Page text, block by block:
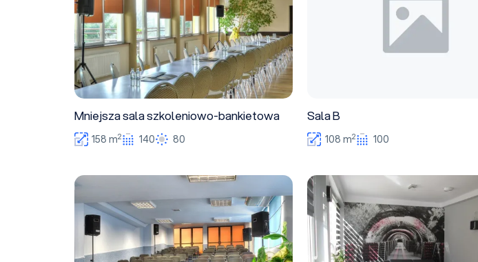
Mniejsza sala szkoleniowo-bankietowa
158 m2 140 80
Sala B
108 m2 100
Sala Audio Sala VIP